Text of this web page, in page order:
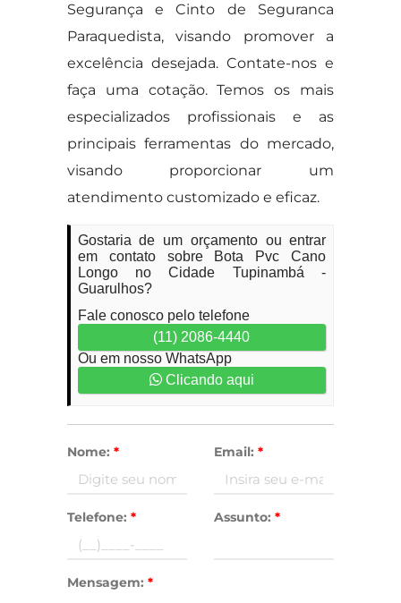
Segurança e Cinto de Seguranca
Paraquedista, visando promover a
excelência desejada. Contate-nos e
faça uma cotação. Temos os mais
especializados profissionais e as
principais ferramentas do mercado,
visando proporcionar um
atendimento customizado e eficaz.
Gostaria de um orçamento ou entrar
em contato sobre Bota Pvc Cano
Longo no Cidade Tupinambá -
Guarulhos?
Fale conosco pelo telefone
(11) 2086-4440
Ou em nosso WhatsApp
Clicando aqui
Nome: * Email: *
Telefone: * Assunto: *
Mensagem: *